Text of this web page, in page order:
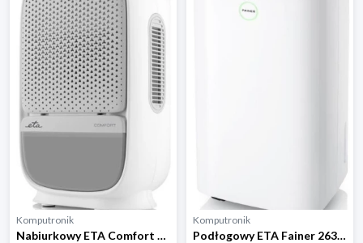
Komputronik
Nabiurkowy ETA Comfort biały
Komputronik
Podłogowy ETA Fainer 263090000 biały